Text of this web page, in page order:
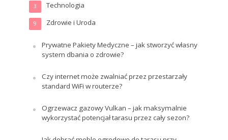
Technologia
3
Zdrowie i Uroda
9
Prywatne Pakiety Medyczne – jak stworzyć własny
system dbania o zdrowie?
Czy internet może zwalniać przez przestarzały
standard WiFi w routerze?
Ogrzewacz gazowy Vulkan – jak maksymalnie
wykorzystać potencjał tarasu przez cały sezon?